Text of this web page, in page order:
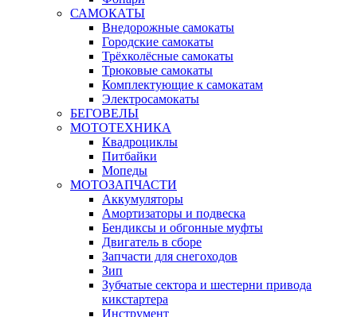
САМОКАТЫ
Внедорожные самокаты
Городские самокаты
Трёхколёсные самокаты
Трюковые самокаты
Комплектующие к самокатам
Электросамокаты
БЕГОВЕЛЫ
МОТОТЕХНИКА
Квадроциклы
Питбайки
Мопеды
МОТОЗАПЧАСТИ
Аккумуляторы
Амортизаторы и подвеска
Бендиксы и обгонные муфты
Двигатель в сборе
Запчасти для снегоходов
Зип
Зубчатые сектора и шестерни привода
кикстартера
Инструмент